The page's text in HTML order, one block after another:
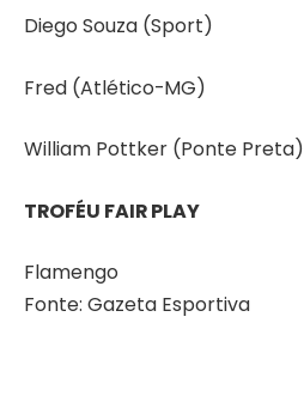
Diego Souza (Sport)
Fred (Atlético-MG)
William Pottker (Ponte Preta)
TROFÉU FAIR PLAY
Flamengo
Fonte: Gazeta Esportiva